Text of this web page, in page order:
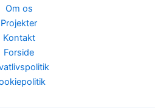
Om os
Projekter
Kontakt
Forside